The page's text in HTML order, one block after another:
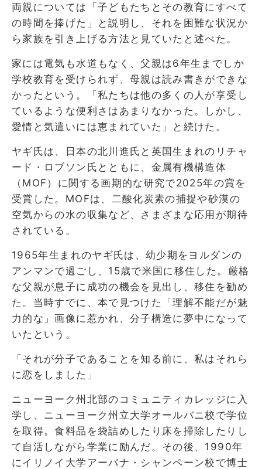
両親については「子どもたちとその教育にすべて
の時間を捧げた」と説明し、それを困難な状況か
ら家族を引き上げる方法と見ていたと述べた。
家には電気も水道もなく、父親は6年生までしか
学校教育を受けられず、母親は読み書きができな
かったという。「私たちは他の多くの人が享受し
ているような便利さはあまりなかった。しかし、
愛情と気遣いには恵まれていた」と続けた。
ヤギ氏は、日本の北川進氏と英国生まれのリチャ
ード・ロブソン氏とともに、金属有機構造体
（MOF）に関する画期的な研究で2025年の賞を
受賞した。MOFは、二酸化炭素の捕捉や砂漠の
空気からの水の収集など、さまざまな応用が期待
されている。
1965年生まれのヤギ氏は、幼少期をヨルダンの
アンマンで過ごし、15歳で米国に移住した。厳格
な父親が息子に成功の機会を見出し、移住を勧め
た。当時すでに、本で見つけた「理解不能だが魅
力的な」画像に惹かれ、分子構造に夢中になって
いたという。
「それが分子であることを知る前に、私はそれら
に恋をしました」
ニューヨーク州北部のコミュニティカレッジに入
学し、ニューヨーク州立大学オールバニ校で学位
を取得。食料品を袋詰めしたり床を掃除したりし
て自活しながら学業に励んだ。その後、1990年
にイリノイ大学アーバナ・シャンペーン校で博士